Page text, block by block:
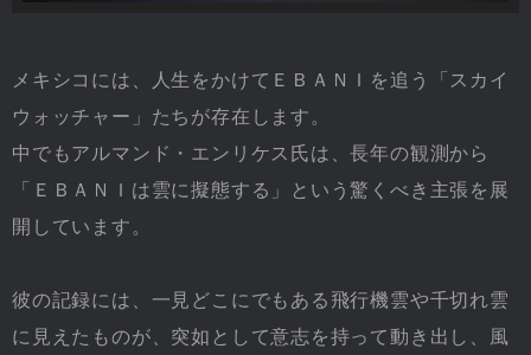
メキシコには、人生をかけてＥＢＡＮＩを追う「スカイ
ウォッチャー」たちが存在します。
中でもアルマンド・エンリケス氏は、長年の観測から
「ＥＢＡＮＩは雲に擬態する」という驚くべき主張を展
開しています。
彼の記録には、一見どこにでもある飛行機雲や千切れ雲
に見えたものが、突如として意志を持って動き出し、風